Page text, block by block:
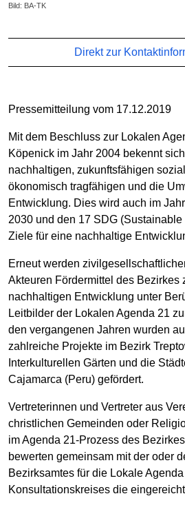
Bild: BA-TK
Direkt zur
Pressemitteilung vom 17.12.2019
Mit dem Beschluss zur Lokalen
Köpenick im Jahr 2004 bekennt
nachhaltigen, zukunftsfähigen
ökonomisch tragfähigen und die
Entwicklung. Dies wird auch im
2030 und den 17 SDG
Ziele für eine nachhaltige
Erneut werden
Akteuren Fördermittel des Bezirkes
nachhaltigen Entwicklung unter
Leitbilder der Lokalen Agenda 21
den vergangenen Jahren wurden
zahlreiche Projekte im Bezirk
Interkulturellen Gärten und die
Cajamarca (Peru) gefördert.
Vertreterinnen und Vertreter aus
christlichen Gemeinden oder
im Agenda 21-Prozess des
bewerten gemeinsam mit der oder
Bezirksamtes für die Lokale
Konsultationskreises die